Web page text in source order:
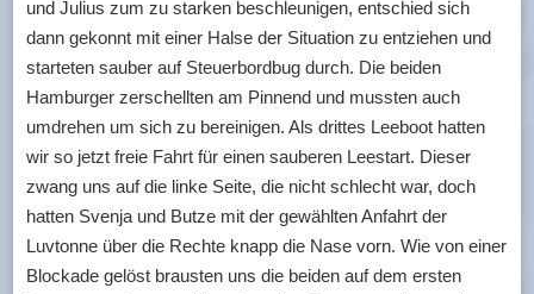
und Julius zum zu starken beschleunigen, entschied sich
dann gekonnt mit einer Halse der Situation zu entziehen und
starteten sauber auf Steuerbordbug durch. Die beiden
Hamburger zerschellten am Pinnend und mussten auch
umdrehen um sich zu bereinigen. Als drittes Leeboot hatten
wir so jetzt freie Fahrt für einen sauberen Leestart. Dieser
zwang uns auf die linke Seite, die nicht schlecht war, doch
hatten Svenja und Butze mit der gewählten Anfahrt der
Luvtonne über die Rechte knapp die Nase vorn. Wie von einer
Blockade gelöst brausten uns die beiden auf dem ersten